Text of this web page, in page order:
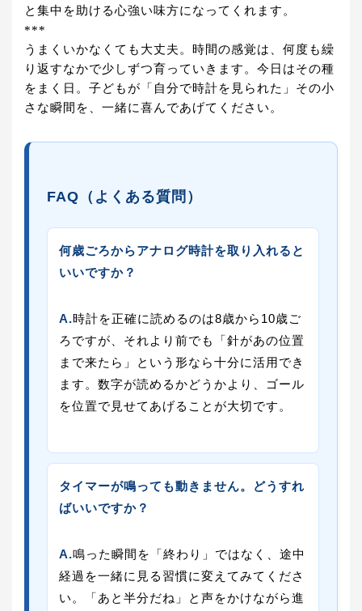
と集中を助ける心強い味方になってくれます。
***
うまくいかなくても大丈夫。時間の感覚は、何度も繰
り返すなかで少しずつ育っていきます。今日はその種
をまく日。子どもが「自分で時計を見られた」その小
さな瞬間を、一緒に喜んであげてください。
FAQ（よくある質問）
何歳ごろからアナログ時計を取り入れると
いいですか？
A.時計を正確に読めるのは8歳から10歳ご
ろですが、それより前でも「針があの位置
まで来たら」という形なら十分に活用でき
ます。数字が読めるかどうかより、ゴール
を位置で見せてあげることが大切です。
タイマーが鳴っても動きません。どうすれ
ばいいですか？
A.鳴った瞬間を「終わり」ではなく、途中
経過を一緒に見る習慣に変えてみてくださ
い。「あと半分だね」と声をかけながら進